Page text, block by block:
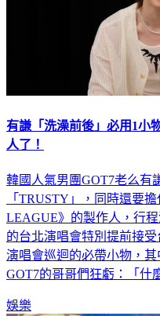
有謙「洗澡前後」必用1
人了！
韓國人氣男團GOT7老么有
「TRUSTY」，同時還要
LEAGUE》的製作人，行
的台北演唱會特別提前接
演唱會巡迴的必帶小物，
GOT7的哥哥們狂虧：「什
娛樂